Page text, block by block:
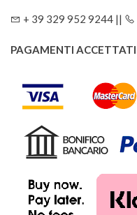
+ 39 329 952 9244 ||
PAGAMENTI ACCETTATI